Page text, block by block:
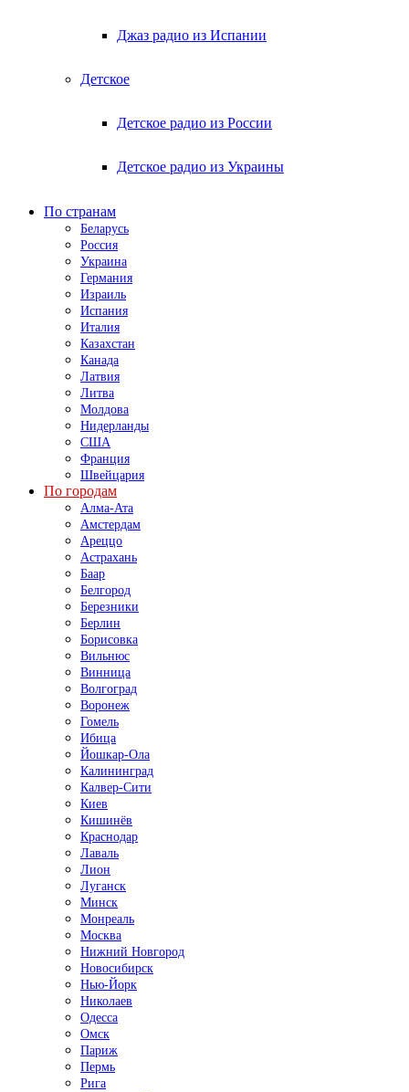
Джаз радио из Испании
Детское
Детское радио из России
Детское радио из Украины
По странам
Беларусь
Россия
Украина
Германия
Израиль
Испания
Италия
Казахстан
Канада
Латвия
Литва
Молдова
Нидерланды
США
Франция
Швейцария
По городам
Алма-Ата
Амстердам
Ареццо
Астрахань
Баар
Белгород
Березники
Берлин
Борисовка
Вильнюс
Винница
Волгоград
Воронеж
Гомель
Ибица
Йошкар-Ола
Калининград
Калвер-Сити
Киев
Кишинёв
Краснодар
Лаваль
Лион
Луганск
Минск
Монреаль
Москва
Нижний Новгород
Новосибирск
Нью-Йорк
Николаев
Одесса
Омск
Париж
Пермь
Рига